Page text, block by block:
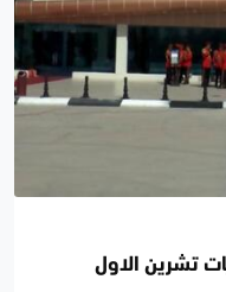
تشرين الاول